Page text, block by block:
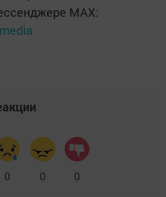
MАХ:
0 0 0